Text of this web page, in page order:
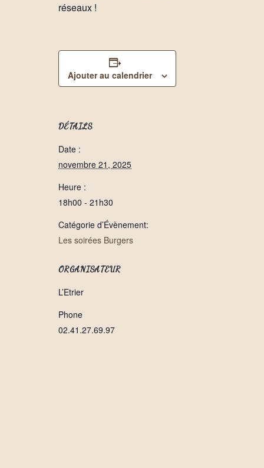
réseaux !
Ajouter au calendrier
DÉTAILS
Date :
novembre 21, 2025
Heure :
18h00 - 21h30
Catégorie d’Évènement:
Les soirées Burgers
ORGANISATEUR
L’Etrier
Phone
02.41.27.69.97